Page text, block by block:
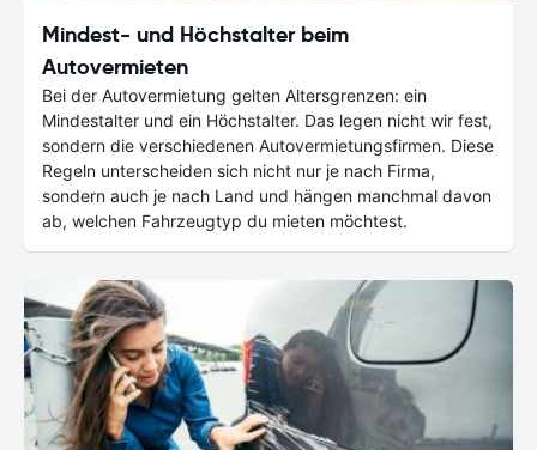
Mindest- und Höchstalter beim
Autovermieten
Bei der Autovermietung gelten Altersgrenzen: ein
Mindestalter und ein Höchstalter. Das legen nicht wir fest,
sondern die verschiedenen Autovermietungsfirmen. Diese
Regeln unterscheiden sich nicht nur je nach Firma,
sondern auch je nach Land und hängen manchmal davon
ab, welchen Fahrzeugtyp du mieten möchtest.